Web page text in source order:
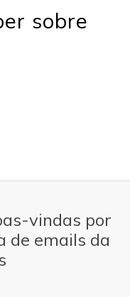
sobre
vindas por
de emails da